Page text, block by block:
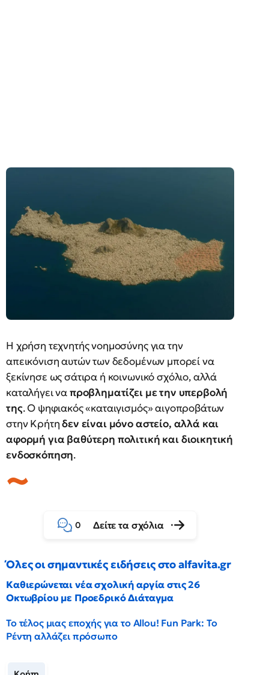
Η χρήση τεχνητής νοημοσύνης για την
απεικόνιση αυτών των δεδομένων μπορεί να
ξεκίνησε ως σάτιρα ή κοινωνικό σχόλιο, αλλά
καταλήγει ναπροβληματίζει με την υπερβολή
της. Ο ψηφιακός «καταιγισμός» αιγοπροβάτων
στην Κρήτηδεν είναι μόνο αστείο, αλλά και
αφορμή για βαθύτερη πολιτική και διοικητική
ενδοσκόπηση.
0 Δείτε τα σχόλια
Όλες οι σημαντικές ειδήσεις στο alfavita.gr
Καθιερώνεται νέα σχολική αργία στις 26
Οκτωβρίου με Προεδρικό Διάταγμα
Το τέλος μιας εποχής για το Allou! Fun Park: Το
Ρέντη αλλάζει πρόσωπο